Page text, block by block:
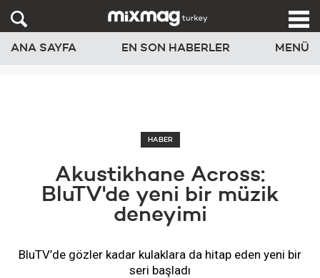
ANA SAYFA EN SON HABERLER MENÜ
HABER
Akustikhane Across:
BluTV'de yeni bir müzik
deneyimi
BluTV’de gözler kadar kulaklara da hitap eden yeni bir
seri başladı